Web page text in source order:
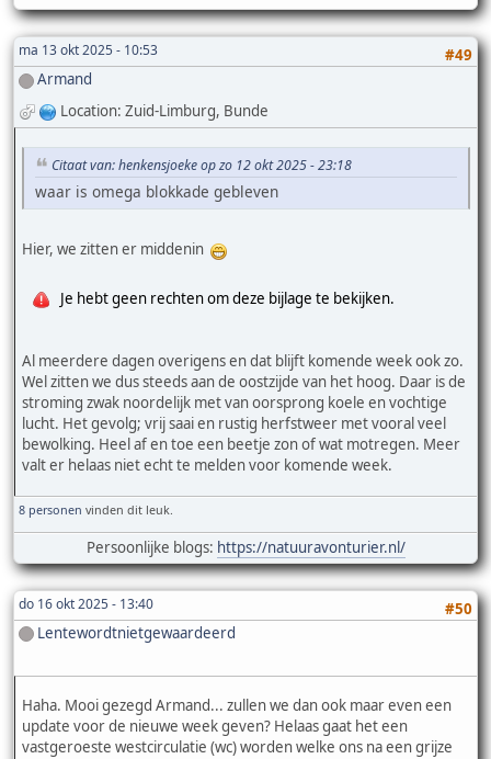
ma 13 okt 2025 - 10:53
#49
Armand
Location: Zuid-Limburg, Bunde
Citaat van: henkensjoeke op zo 12 okt 2025 - 23:18
waar is omega blokkade gebleven
Hier, we zitten er middenin
Je hebt geen rechten om deze bijlage te bekijken.
Al meerdere dagen overigens en dat blijft komende week ook zo.
Wel zitten we dus steeds aan de oostzijde van het hoog. Daar is de
stroming zwak noordelijk met van oorsprong koele en vochtige
lucht. Het gevolg; vrij saai en rustig herfstweer met vooral veel
bewolking. Heel af en toe een beetje zon of wat motregen. Meer
valt er helaas niet echt te melden voor komende week.
8 personen vinden dit leuk.
Persoonlijke blogs: https://natuuravonturier.nl/
do 16 okt 2025 - 13:40
#50
Lentewordtnietgewaardeerd
Haha. Mooi gezegd Armand... zullen we dan ook maar even een
update voor de nieuwe week geven? Helaas gaat het een
vastgeroeste westcirculatie (wc) worden welke ons na een grijze